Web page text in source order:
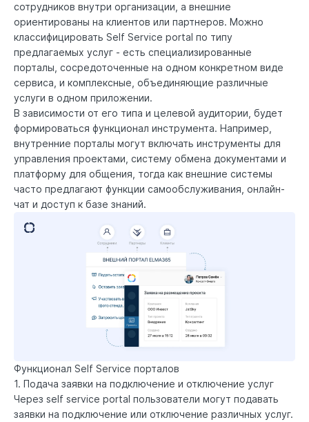
сотрудников внутри организации, а внешние
ориентированы на клиентов или партнеров. Можно
классифицировать Self Service portal по типу
предлагаемых услуг - есть специализированные
порталы, сосредоточенные на одном конкретном виде
сервиса, и комплексные, объединяющие различные
услуги в одном приложении.
В зависимости от его типа и целевой аудитории, будет
формироваться функционал инструмента. Например,
внутренние порталы могут включать инструменты для
управления проектами, систему обмена документами и
платформу для общения, тогда как внешние системы
часто предлагают функции самообслуживания, онлайн-
чат и доступ к базе знаний.
Функционал Self Service порталов
1. Подача заявки на подключение и отключение услуг
Через self service portal пользователи могут подавать
заявки на подключение или отключение различных услуг.